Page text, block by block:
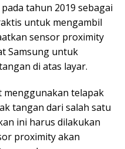
tahun 2019 sebagai
untuk mengambil
sensor proximity
Samsung untuk
di atas layar.
menggunakan telapak
tangan dari salah satu
ini harus dilakukan
proximity akan